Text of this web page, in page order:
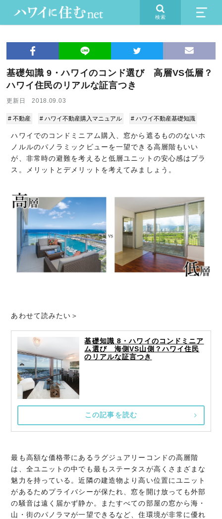
検索
基礎知識 9・ハワイのコンド選び 高層VS低層？
ハワイ住民のリアルな証言つき
更新日 2018.09.03
# 不動産 # ハワイ不動産購入マニュアル # ハワイ不動産基礎知識
ハワイでのコンドミニアム購入、窓から遮るもののないホ
ノルルのパノラミックビューを一望できる高層階もいい
が、非常時の避難を考えると低層ユニットの安心感はプラ
ス。メリットとデメリットを考えてみましょう。
あわせて読みたい＞
基礎知識 8・ハワイのコンドミニア
ム選び 海側VS山側？ハワイ住民
のリアルな証言つき
この記事を読む
最も高額な価格帯にあるラグジュアリーコンドの高層階
は、全ユニットの中でも最もステータスが高くさまざまな
魅力を持っている。近隣の建造物より高い位置にユニット
があるためプライバシーが保たれ、窓を開け放っても外部
の騒音は遠く届かず静か。またすべての部屋の窓から海・
山・街のパノラマが一望できるなど、住環境が非常に優れ